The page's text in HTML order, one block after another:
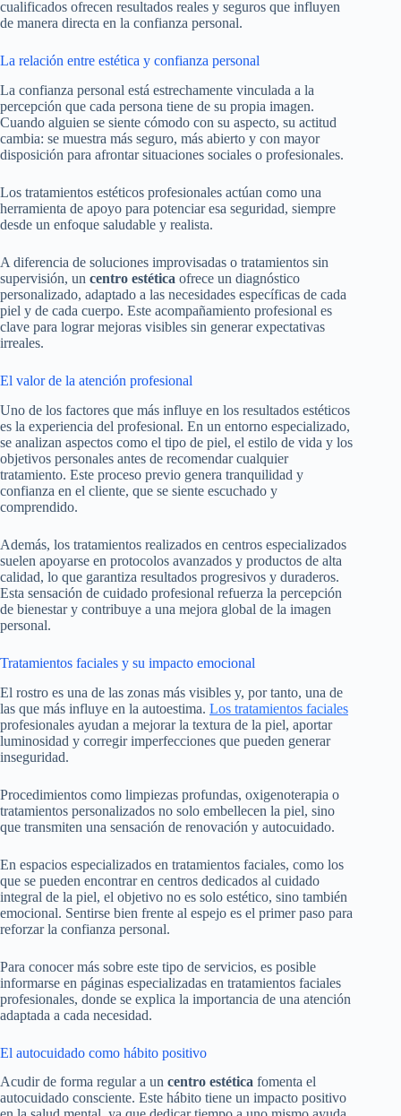
cualificados ofrecen resultados reales y seguros que influyen
de manera directa en la confianza personal.
La relación entre estética y confianza personal
La confianza personal está estrechamente vinculada a la
percepción que cada persona tiene de su propia imagen.
Cuando alguien se siente cómodo con su aspecto, su actitud
cambia: se muestra más seguro, más abierto y con mayor
disposición para afrontar situaciones sociales o profesionales.
Los tratamientos estéticos profesionales actúan como una
herramienta de apoyo para potenciar esa seguridad, siempre
desde un enfoque saludable y realista.
A diferencia de soluciones improvisadas o tratamientos sin
supervisión, un centro estética ofrece un diagnóstico
personalizado, adaptado a las necesidades específicas de cada
piel y de cada cuerpo. Este acompañamiento profesional es
clave para lograr mejoras visibles sin generar expectativas
irreales.
El valor de la atención profesional
Uno de los factores que más influye en los resultados estéticos
es la experiencia del profesional. En un entorno especializado,
se analizan aspectos como el tipo de piel, el estilo de vida y los
objetivos personales antes de recomendar cualquier
tratamiento. Este proceso previo genera tranquilidad y
confianza en el cliente, que se siente escuchado y
comprendido.
Además, los tratamientos realizados en centros especializados
suelen apoyarse en protocolos avanzados y productos de alta
calidad, lo que garantiza resultados progresivos y duraderos.
Esta sensación de cuidado profesional refuerza la percepción
de bienestar y contribuye a una mejora global de la imagen
personal.
Tratamientos faciales y su impacto emocional
El rostro es una de las zonas más visibles y, por tanto, una de
las que más influye en la autoestima. Los tratamientos faciales
profesionales ayudan a mejorar la textura de la piel, aportar
luminosidad y corregir imperfecciones que pueden generar
inseguridad.
Procedimientos como limpiezas profundas, oxigenoterapia o
tratamientos personalizados no solo embellecen la piel, sino
que transmiten una sensación de renovación y autocuidado.
En espacios especializados en tratamientos faciales, como los
que se pueden encontrar en centros dedicados al cuidado
integral de la piel, el objetivo no es solo estético, sino también
emocional. Sentirse bien frente al espejo es el primer paso para
reforzar la confianza personal.
Para conocer más sobre este tipo de servicios, es posible
informarse en páginas especializadas en tratamientos faciales
profesionales, donde se explica la importancia de una atención
adaptada a cada necesidad.
El autocuidado como hábito positivo
Acudir de forma regular a un centro estética fomenta el
autocuidado consciente. Este hábito tiene un impacto positivo